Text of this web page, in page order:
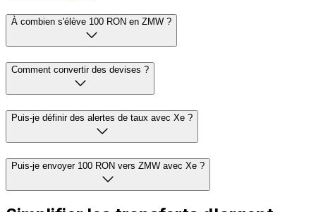
À combien s'élève 100 RON en ZMW ?
Comment convertir des devises ?
Puis-je définir des alertes de taux avec Xe ?
Puis-je envoyer 100 RON vers ZMW avec Xe ?